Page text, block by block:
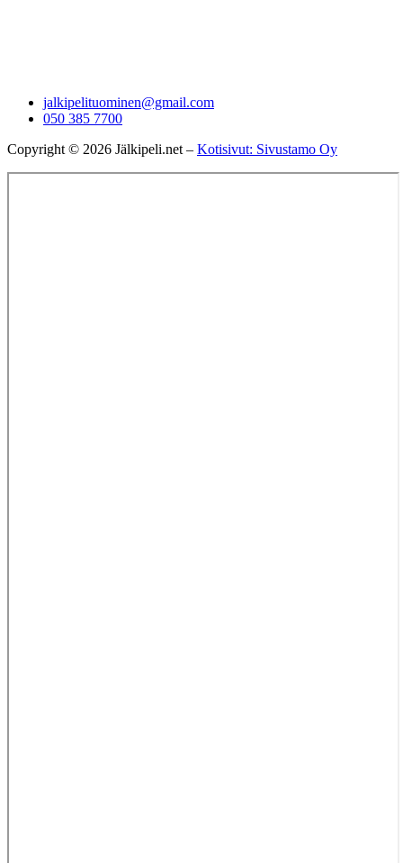
jalkipelituominen@gmail.com
050 385 7700
Copyright © 2026 Jälkipeli.net – Kotisivut: Sivustamo Oy